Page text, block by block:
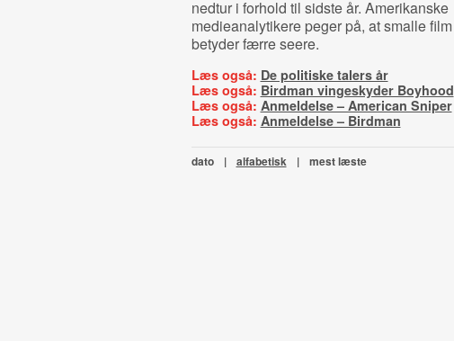
nedtur i forhold til sidste år. Amerikanske
medieanalytikere peger på, at smalle film
betyder færre seere.
Læs også: De politiske talers år
Læs også: Birdman vingeskyder Boyhood
Læs også: Anmeldelse – American Sniper
Læs også: Anmeldelse – Birdman
dato | alfabetisk | mest læste